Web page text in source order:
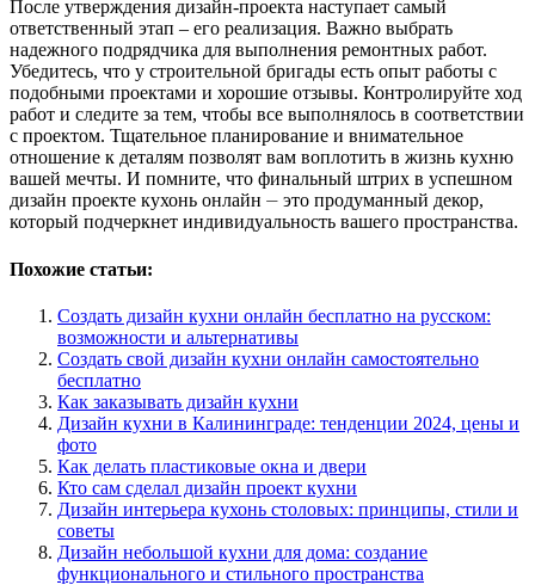
После утверждения дизайн-проекта наступает самый
ответственный этап – его реализация. Важно выбрать
надежного подрядчика для выполнения ремонтных работ.
Убедитесь, что у строительной бригады есть опыт работы с
подобными проектами и хорошие отзывы. Контролируйте ход
работ и следите за тем, чтобы все выполнялось в соответствии
с проектом. Тщательное планирование и внимательное
отношение к деталям позволят вам воплотить в жизнь кухню
вашей мечты. И помните, что финальный штрих в успешном
дизайн проекте кухонь онлайн ⏤ это продуманный декор,
который подчеркнет индивидуальность вашего пространства.
Похожие статьи:
Создать дизайн кухни онлайн бесплатно на русском:
возможности и альтернативы
Создать свой дизайн кухни онлайн самостоятельно
бесплатно
Как заказывать дизайн кухни
Дизайн кухни в Калининграде: тенденции 2024, цены и
фото
Как делать пластиковые окна и двери
Кто сам сделал дизайн проект кухни
Дизайн интерьера кухонь столовых: принципы, стили и
советы
Дизайн небольшой кухни для дома: создание
функционального и стильного пространства